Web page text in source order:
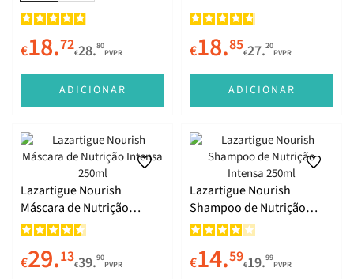
€18.72€28.80
PVPR
ADICIONAR
€18.85€27.20
PVPR
ADICIONAR
Lazartigue Nourish
Máscara de Nutrição
Intensa 250ml
€29.13€39.90
PVPR
Lazartigue Nourish
Shampoo de Nutrição
Intensa 250ml
€14.59€19.99
PVPR